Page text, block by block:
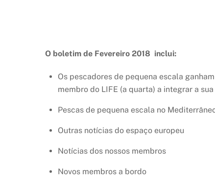
O boletim de Fevereiro 2018 inclui:
Os pescadores de pequena escala
membro do LIFE (a quarta) a integrar a
Pescas de pequena escala no
Outras notícias do espaço europeu
Notícias dos nossos membros
Novos membros a bordo